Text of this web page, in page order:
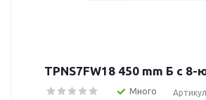
TPNS7FW18 450 mm Б с
Много